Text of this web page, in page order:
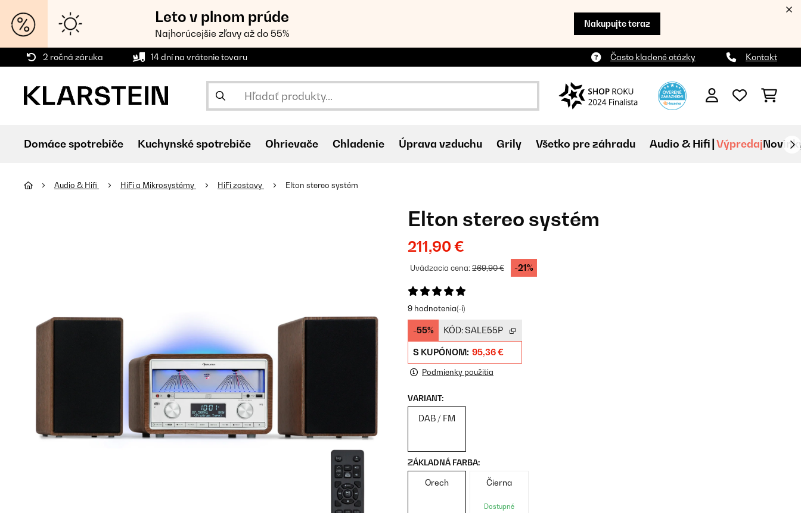
Leto v plnom prúde
Najhorúcejšie zľavy až do 55%
Nakupujte teraz
2 ročná záruka 14 dní na vrátenie tovaru Často kladené otázky Kontakt
Domáce spotrebiče Kuchynské spotrebiče Ohrievače Chladenie Úprava vzduchu Grily Všetko pre záhradu Audio & Hifi Výpredaj
Audio & Hifi HiFi a Mikrosystémy HiFi zostavy Elton stereo systém
Elton stereo systém
211,90 €
Uvádzacia cena:269,90 € -21%
9 hodnotenia(-í)
-55% KÓD:SALE55P
S KUPÓNOM: 95,36 €
Podmienky použitia
VARIANT:
DAB / FM
ZÁKLADNÁ FARBA:
Orech Čierna
Dostupné